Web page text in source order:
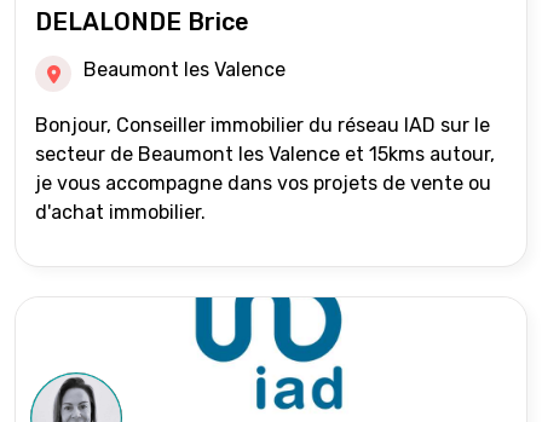
DELALONDE Brice
Beaumont les Valence
Bonjour, Conseiller immobilier du réseau IAD sur le
secteur de Beaumont les Valence et 15kms autour,
je vous accompagne dans vos projets de vente ou
d'achat immobilier.